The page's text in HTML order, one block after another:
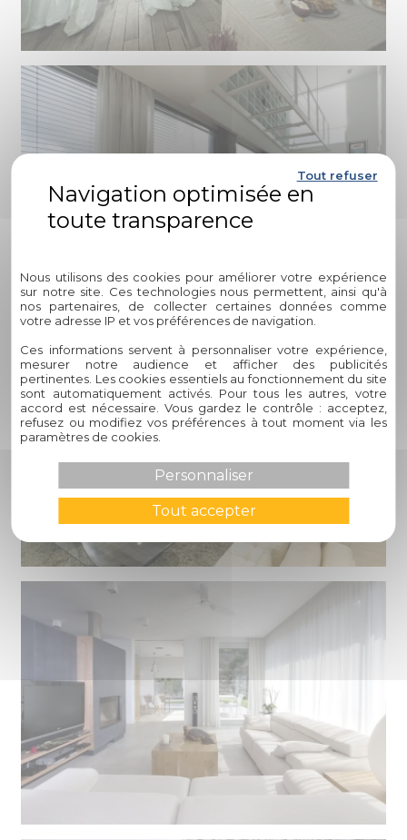
Nous utilisons des cookies pour améliorer votre expérience
sur notre site. Ces technologies nous permettent, ainsi qu'à
nos partenaires, de collecter certaines données comme
votre adresse IP et vos préférences de navigation.
Ces informations servent à personnaliser votre expérience,
mesurer notre audience et afficher des publicités
pertinentes. Les cookies essentiels au fonctionnement du site
sont automatiquement activés. Pour tous les autres, votre
accord est nécessaire. Vous gardez le contrôle : acceptez,
refusez ou modifiez vos préférences à tout moment via les
paramètres de cookies.
Tout accepter
Tout refuser
Personnaliser